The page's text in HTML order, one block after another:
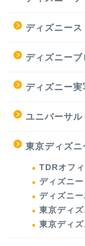
ディズニース
ディズニーブ
ディズニー実
ユニバーサ
東京ディズニ
TDRオフ
ディズニ
ディズニ
東京ディ
東京ディ